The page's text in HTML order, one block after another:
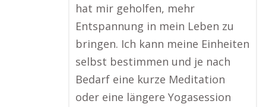
hat mir geholfen, mehr
Entspannung in mein Leben zu
bringen. Ich kann meine Einheiten
selbst bestimmen und je nach
Bedarf eine kurze Meditation
oder eine längere Yogasession